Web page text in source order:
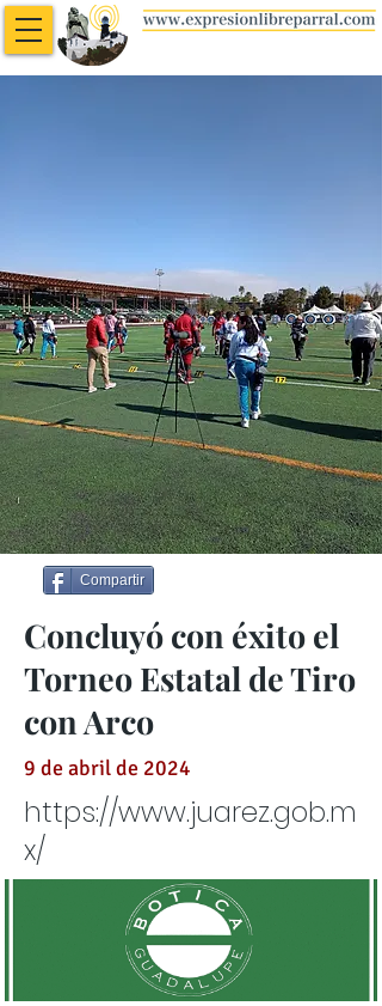
Compartir
Concluyó con éxito el
Torneo Estatal de Tiro
con Arco
9 de abril de 2024
https://www.juarez.gob.m
x/